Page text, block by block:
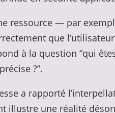
ressource — par
que
à la question “qui
?”.
a rapporté
illustre une réalité